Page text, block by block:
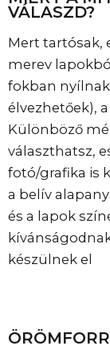
VÁLASZD?
Mert tartósak,
merev
fokban
élvezhetőek),
Különböző
választhatsz,
fotó/grafika is
a belív
és a lapok
készülnek el